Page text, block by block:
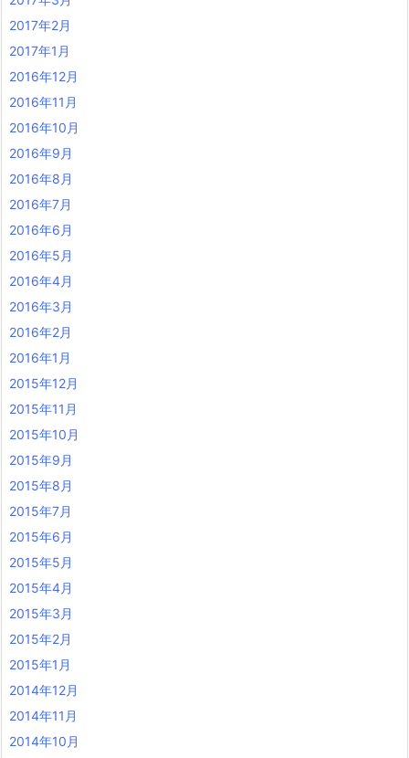
2017年2月
2017年1月
2016年12月
2016年11月
2016年10月
2016年9月
2016年8月
2016年7月
2016年6月
2016年5月
2016年4月
2016年3月
2016年2月
2016年1月
2015年12月
2015年11月
2015年10月
2015年9月
2015年8月
2015年7月
2015年6月
2015年5月
2015年4月
2015年3月
2015年2月
2015年1月
2014年12月
2014年11月
2014年10月